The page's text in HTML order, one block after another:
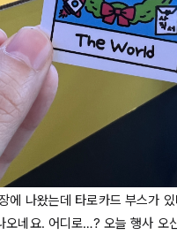
에 나왔는데 타로카드 부스가 있
오네요. 어디로…? 오늘 행사 오